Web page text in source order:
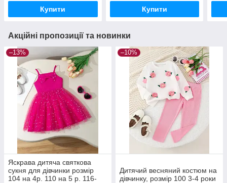
Купити Купити
Акційні пропозиції та новинки
–13%
Яскрава дитяча святкова
сукня для дівчинки розмір
104 на 4р. 110 на 5 р. 116-
–10%
Дитячий весняний костюм на
дівчинку, розмір 100 3-4 роки